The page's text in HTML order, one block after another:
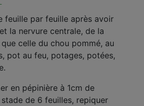
feuille par feuille après avoir
la nervure centrale, de la
celle du chou pommé, au
pot au feu, potages, potées,
en pépinière à 1cm de
de 6 feuilles, repiquer